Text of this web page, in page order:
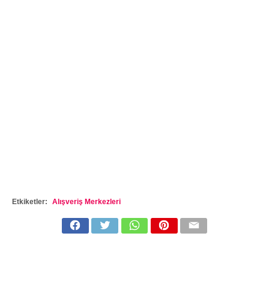
Etkiketler: Alışveriş Merkezleri